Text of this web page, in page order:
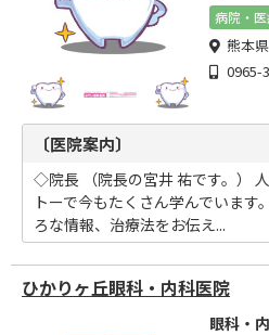
全室個
病院・
熊本
0965-
〔医院案内〕
◇院長 （院長の宮井 祐です。）
トーで今もたくさん学んでいます
ろな情報、治療法をお伝え...
ひかりヶ丘眼科・内科医院
眼科・